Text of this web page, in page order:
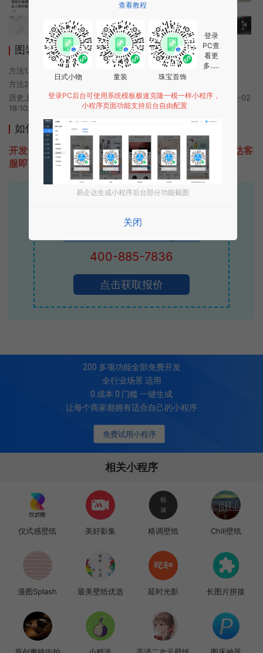
图岩小程序使用方法
方法1. 使用微信扫描本页面上方二维码进入图岩的小程序
方法2. 在微信中搜索“图岩”即可进入小程序
历史上的今时小程序由图岩团队开发，易企达小程序商店于2020-10-02
18:10发布
如何开发类似图岩的小程序
开发一款类似图岩的小程序不难，只需要咨询本站易企达客
服即可为您定制开发，免费提供报价。
易企达10年行业沉淀！
400-885-7836
点击获取报价
免费试用小程序
200 多项功能全部免费开发
全行业场景 适用
0 成本 0 门槛 一键生成
让每个商家都拥有适合自己的小程序
相关小程序
仪式感壁纸 美好影集 格调壁纸 Chill壁纸
漫图Splash 最美壁纸优选 延时光影 长图片拼接
查看教程
日式小物 童装 珠宝首饰
登录
PC查
看更
多.....
登录PC后台可使用系统模板极速克隆一模一样小程序，
小程序页面功能支持后台自由配置
易企达生成小程序后台部分功能截图
关闭